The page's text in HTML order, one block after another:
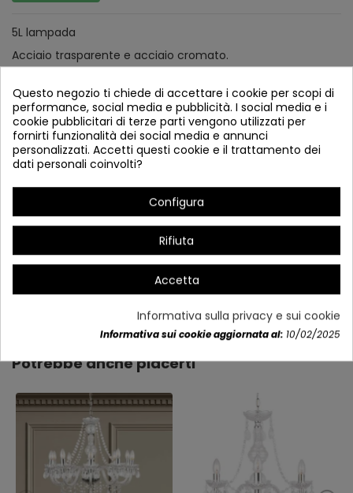
5L lampada
Acciaio trasparente e acciaio cromato.
Dettagli del prodotto
Potrebbe anche piacerti
Questo negozio ti chiede di accettare i cookie per scopi di
performance, social media e pubblicità. I social media e i
cookie pubblicitari di terze parti vengono utilizzati per
fornirti funzionalità dei social media e annunci
personalizzati. Accetti questi cookie e il trattamento dei
dati personali coinvolti?
Configura
Rifiuta
Accetta
Informativa sulla privacy e sui cookie
Informativa sui cookie aggiornata al: 10/02/2025